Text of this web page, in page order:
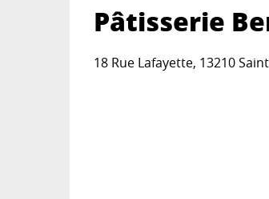
Pâtisserie
18 Rue Lafayette, 13210